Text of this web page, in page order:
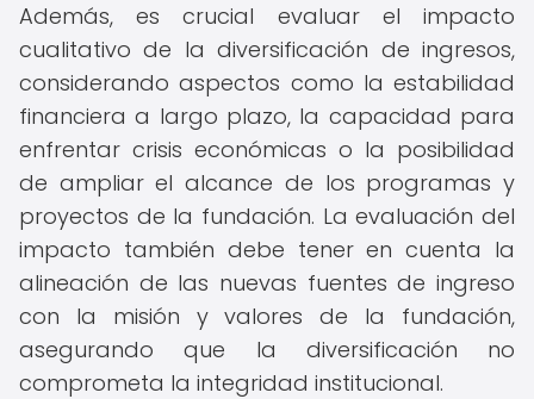
Además, es crucial evaluar el impacto
cualitativo de la diversificación de ingresos,
considerando aspectos como la estabilidad
financiera a largo plazo, la capacidad para
enfrentar crisis económicas o la posibilidad
de ampliar el alcance de los programas y
proyectos de la fundación. La evaluación del
impacto también debe tener en cuenta la
alineación de las nuevas fuentes de ingreso
con la misión y valores de la fundación,
asegurando que la diversificación no
comprometa la integridad institucional.